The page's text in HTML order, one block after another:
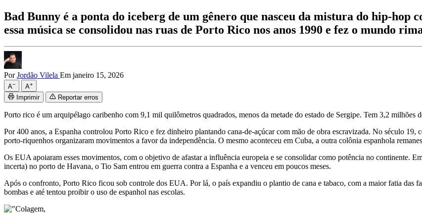
Bad Bunny é a ponta do iceberg de um gênero que nasceu da mistura do hip-hop
essa música se consolidou nas ruas de Porto Rico nos anos 1990 e fez o mundo
PorJordão Vilela Em janeiro 15, 2026
A− A+
Imprimir Reportar erros
Porto rico é um arquipélago caribenho com 9,1 mil quilômetros quadrados, menos da metade do estado de Sergipe. Tem 3,2 milhões
Por 400 anos, a Espanha controlou Porto Rico e fez dinheiro plantando cana-de-açúcar com mão de obra escravizada. No século 19,
porto-riquenhos organizaram movimentos a favor da independência. O mesmo aconteceu em Cuba, a outra colônia espanhola
Os EUA apoiaram esses movimentos, com o objetivo de afastar a influência europeia e se consolidar como potência no continente.
incerta) no porto de Havana, o Tio Sam entrou em guerra contra a Espanha e a venceu em poucos meses.
Após o confronto, Porto Rico ficou sob controle dos EUA. Por lá, o país expandiu o plantio de cana e tabaco, com a maior fatia das
bombas e até tentou proibir o uso de espanhol nas escolas.